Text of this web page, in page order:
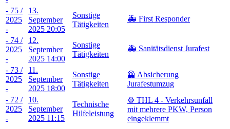
- 75 /
2025
-
13.
September
2025 20:05
Sonstige
Tätigkeiten
🚑 First Responder
- 74 /
2025
-
12.
September
2025 14:00
Sonstige
Tätigkeiten
🚑 Sanitätsdienst Jurafest
- 73 /
2025
-
11.
September
2025 18:00
Sonstige
Tätigkeiten
🦺 Absicherung
Jurafestumzug
- 72 /
2025
-
10.
September
2025 11:15
Technische
Hilfeleistung
⚙️ THL 4 - Verkehrsunfall
mit mehrere PKW, Person
eingeklemmt